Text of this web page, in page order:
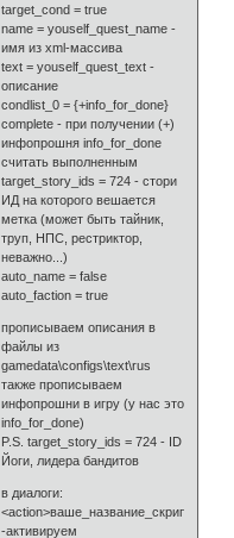
target_cond = true
name = youself_quest_name -
имя из xml-массива
text = youself_quest_text -
описание
condlist_0 = {+info_for_done}
complete - при получении (+)
инфопрошня info_for_done
считать выполненным
target_story_ids = 724 - стори
ИД на которого вешается
метка (может быть тайник,
труп, НПС, рестриктор,
неважно...)
auto_name = false
auto_faction = true
прописываем описания в
файлы из
gamedata\configs\text\rus
также прописываем
инфопрошни в игру (у нас это
info_for_done)
P.S. target_story_ids = 724 - ID
Йоги, лидера бандитов
в диалоги:
-активируем